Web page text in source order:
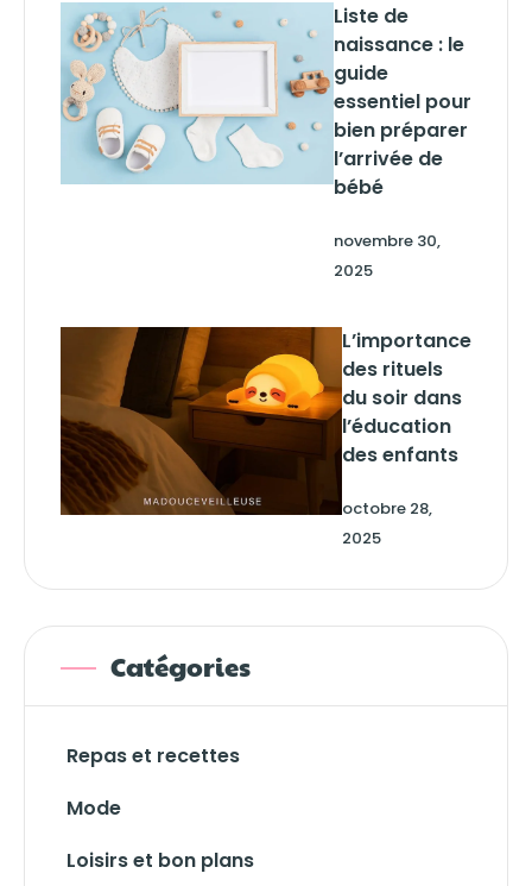
Liste de
naissance : le
guide
essentiel pour
bien préparer
l’arrivée de
bébé
novembre 30,
2025
L’importance
des rituels
du soir dans
l’éducation
des enfants
octobre 28,
2025
Catégories
Repas et recettes
Mode
Loisirs et bon plans